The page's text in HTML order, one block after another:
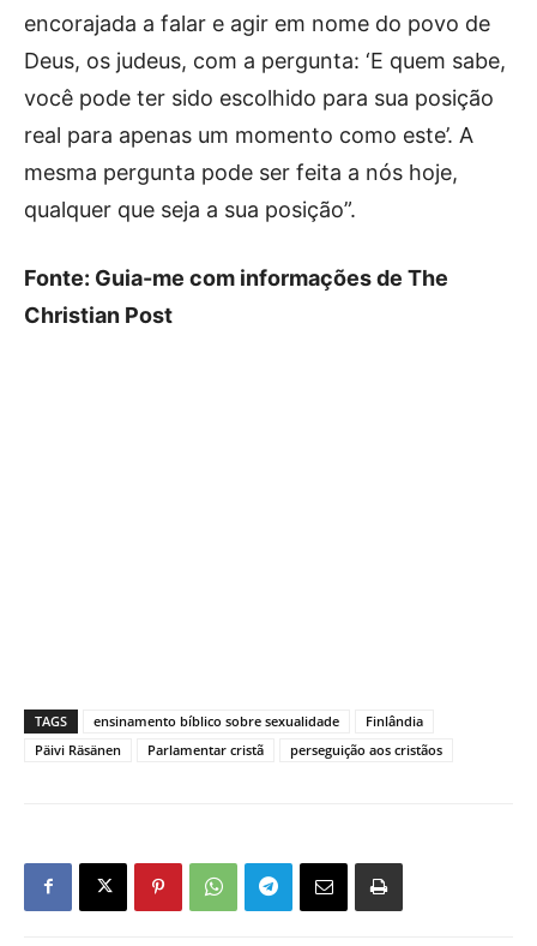
encorajada a falar e agir em nome do povo de
Deus, os judeus, com a pergunta: ‘E quem sabe,
você pode ter sido escolhido para sua posição
real para apenas um momento como este’. A
mesma pergunta pode ser feita a nós hoje,
qualquer que seja a sua posição”.
Fonte: Guia-me com informações de The
Christian Post
TAGS ensinamento bíblico sobre sexualidade
Finlândia
Päivi Räsänen
Parlamentar cristã perseguição aos cristãos